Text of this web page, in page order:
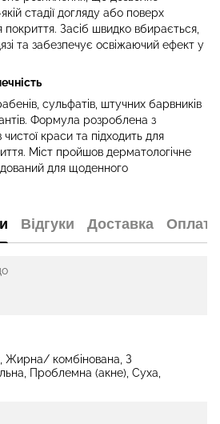
стадії догляду або поверх
Засіб швидко вбирається,
та забезпечує освіжаючий ефект у
сульфатів, штучних барвників
Формула розроблена з
краси та підходить для
Міст пройшов дерматологічне
для щоденного
Відгуки Доставка Оплата
Жирна/ комбінована, З
Проблемна (акне), Суха,